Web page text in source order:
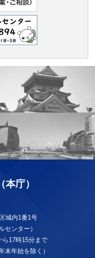
庁）
城内1番1号
センター）
ら17時15分まで
末年始を除く）